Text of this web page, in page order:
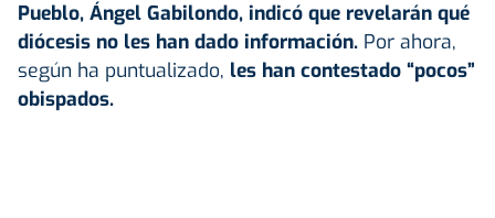
Pueblo, Ángel Gabilondo, indicó que revelarán qué
diócesis no les han dado información. Por ahora,
según ha puntualizado, les han contestado “pocos”
obispados.